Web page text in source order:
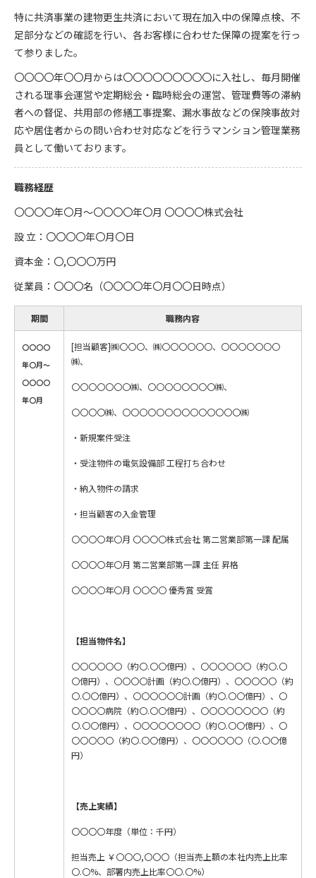
特に共済事業の建物更生共済において現在加入中の保障点検、不
足部分などの確認を行い、各お客様に合わせた保障の提案を行っ
て参りました。
〇〇〇〇年〇〇月からは〇〇〇〇〇〇〇〇〇に入社し、毎月開催
される理事会運営や定期総会・臨時総会の運営、管理費等の滞納
者への督促、共用部の修繕工事提案、漏水事故などの保険事故対
応や居住者からの問い合わせ対応などを行うマンション管理業務
員として働いております。
職務経歴
〇〇〇〇年〇月～〇〇〇〇年〇月 〇〇〇〇株式会社
設 立：〇〇〇〇年〇月〇日
資本金：〇,〇〇〇万円
従業員：〇〇〇名（〇〇〇〇年〇月〇〇日時点）
期間 職務内容
〇〇〇〇
年〇月～
〇〇〇〇
年〇月
[担当顧客]㈱〇〇〇、㈱〇〇〇〇〇〇、〇〇〇〇〇〇〇
㈱、
〇〇〇〇〇〇〇㈱、〇〇〇〇〇〇〇〇㈱、
〇〇〇〇㈱、〇〇〇〇〇〇〇〇〇〇〇〇〇〇㈱
・新規案件受注
・受注物件の電気設備部 工程打ち合わせ
・納入物件の請求
・担当顧客の入金管理
〇〇〇〇年〇月 〇〇〇〇株式会社 第二営業部第一課 配属
〇〇〇〇年〇月 第二営業部第一課 主任 昇格
〇〇〇〇年〇月 〇〇〇〇 優秀賞 受賞
【担当物件名】
〇〇〇〇〇〇（約〇.〇〇億円）、〇〇〇〇〇〇（約〇.〇
〇億円）、〇〇〇〇計画（約〇.〇億円）、〇〇〇〇〇（約
〇.〇〇億円）、〇〇〇〇〇〇計画（約〇.〇〇億円）、〇
〇〇〇〇病院（約〇.〇〇億円）、〇〇〇〇〇〇〇〇（約
〇.〇〇億円）、〇〇〇〇〇〇〇〇（約〇.〇〇億円）、〇
〇〇〇〇〇（約〇.〇〇億円）、〇〇〇〇〇〇（〇.〇〇億
円）
【売上実績】
〇〇〇〇年度（単位：千円）
担当売上 ￥〇〇〇,〇〇〇（担当売上額の本社内売上比率
〇.〇%、部署内売上比率〇〇.〇%）